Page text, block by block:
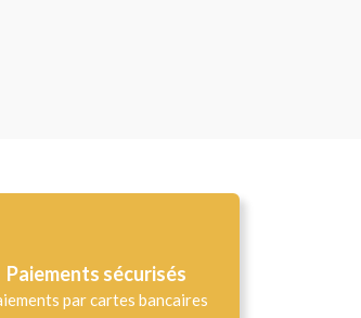
Paiements sécurisés
par cartes bancaires